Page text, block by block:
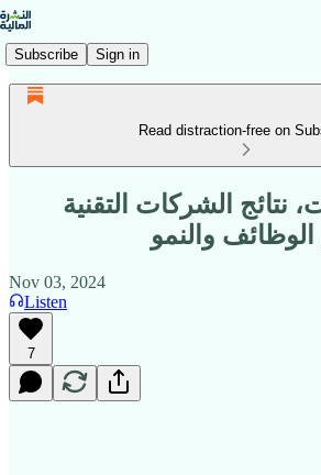
Subscribe Sign in
Read distraction-free on
نتائج الشركات التقنية
الوظائف والنمو
Nov 03, 2024
Listen
7